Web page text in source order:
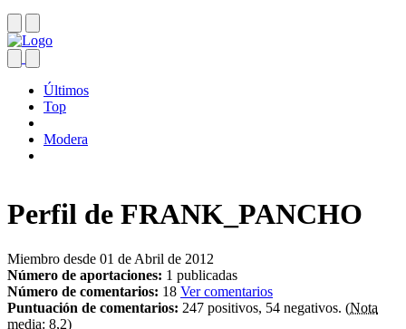
Últimos
Top
Modera
Perfil de FRANK_PANCHO
Miembro desde 01 de Abril de 2012
Número de aportaciones: 1 publicadas
Número de comentarios: 18 Ver comentarios
Puntuación de comentarios: 247 positivos, 54 negativos. (Nota
media: 8,2)